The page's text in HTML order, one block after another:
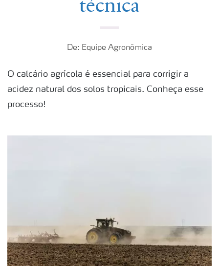
De: Equipe Agronômica
O calcário agrícola é essencial para corrigir a
acidez natural dos solos tropicais. Conheça esse
processo!